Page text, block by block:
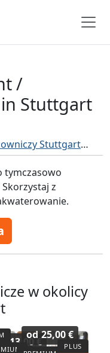
/
Stuttgart
Stuttgart
tymczasowo
z
w okolicy
13,00 €
od 25,00 €